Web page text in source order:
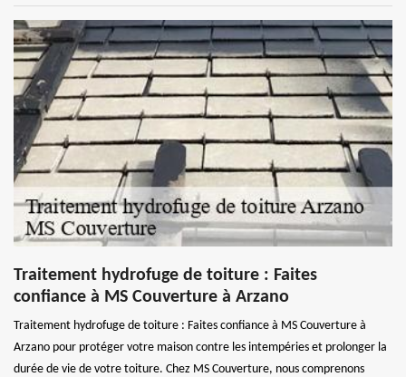
Traitement hydrofuge de toiture : Faites
confiance à MS Couverture à Arzano
Traitement hydrofuge de toiture : Faites confiance à MS Couverture à
Arzano pour protéger votre maison contre les intempéries et prolonger la
durée de vie de votre toiture. Chez MS Couverture, nous comprenons